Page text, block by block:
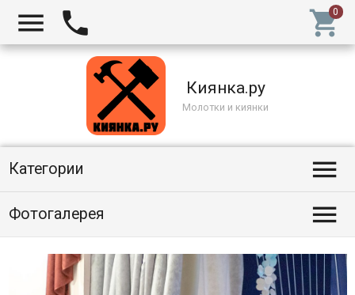
  
Киянка.ру
Молотки и киянки
Категории 
Фотогалерея 